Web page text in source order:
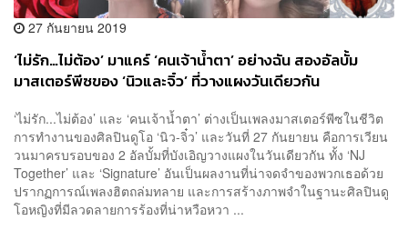
27 กันยายน 2019
‘ไม่รัก…ไม่ต้อง’ มาแคร์ ‘คนเจ้าน้ำตา’ อย่างฉัน สองอัลบั้ม
มาสเตอร์พีซของ ‘นิวและจิ๋ว’ ที่วางแผงวันเดียวกัน
‘ไม่รัก...ไม่ต้อง’ และ ‘คนเจ้าน้ำตา’ ต่างเป็นเพลงมาสเตอร์พีซในชีวิต
การทำงานของศิลปินดูโอ ‘นิว-จิ๋ว’ และวันที่ 27 กันยายน คือการเวียน
วนมาครบรอบของ 2 อัลบั้มที่บังเอิญวางแผงในวันเดียวกัน ทั้ง ‘NJ
Together’ และ ‘Signature’ อันเป็นผลงานที่น่าจดจำของพวกเธอด้วย
ปรากฏการณ์เพลงฮิตถล่มทลาย และการสร้างภาพจำในฐานะศิลปินดู
โอหญิงที่มีลวดลายการร้องที่น่าหวือหวา ...